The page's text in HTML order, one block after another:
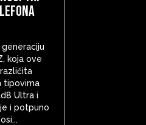
koja ove
tipovima
Ultra i
i potpuno